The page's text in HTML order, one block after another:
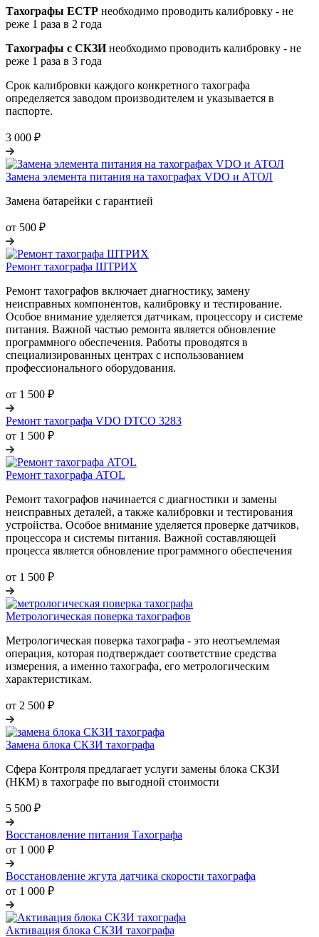
Тахографы ЕСТР необходимо проводить калибровку - не
реже 1 раза в 2 года
Тахографы с СКЗИнеобходимо проводить калибровку - не
реже 1 раза в 3 года
Срок калибровки каждого конкретного тахографа
определяется заводом производителем и указывается в
паспорте.
3 000 ₽
Замена элемента питания на тахографах VDO и АТОЛ
Замена батарейки с гарантией
от 500 ₽
Ремонт тахографа ШТРИХ
Ремонт тахографов включает диагностику, замену
неисправных компонентов, калибровку и тестирование.
Особое внимание уделяется датчикам, процессору и системе
питания. Важной частью ремонта является обновление
программного обеспечения. Работы проводятся в
специализированных центрах с использованием
профессионального оборудования.
от 1 500 ₽
Ремонт тахографа VDO DTCO 3283
от 1 500 ₽
Ремонт тахографа ATOL
Ремонт тахографов начинается с диагностики и замены
неисправных деталей, а также калибровки и тестирования
устройства. Особое внимание уделяется проверке датчиков,
процессора и системы питания. Важной составляющей
процесса является обновление программного обеспечения
от 1 500 ₽
Метрологическая поверка тахографов
Метрологическая поверка тахографа - это неотъемлемая
операция, которая подтверждает соответствие средства
измерения, а именно тахографа, его метрологическим
характеристикам.
от 2 500 ₽
Замена блока СКЗИ тахографа
Сфера Контроля предлагает услуги замены блока СКЗИ
(НКМ) в тахографе по выгодной стоимости
5 500 ₽
Восстановление питания Тахографа
от 1 000 ₽
Восстановление жгута датчика скорости тахографа
от 1 000 ₽
Активация блока СКЗИ тахографа